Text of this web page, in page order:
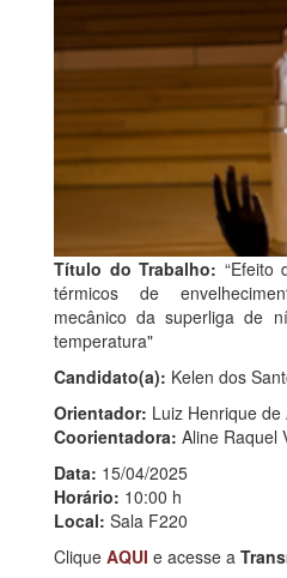
Título do Trabalho: “Efeito
térmicos de
mecânico da superliga de
temperatura"
Candidato(a): Kelen dos
Orientador: Luiz Henrique de
Coorientadora: Aline Raquel
Data: 15/04/2025
Horário: 10:00 h
Local: Sala F220
Clique AQUI e acesse a